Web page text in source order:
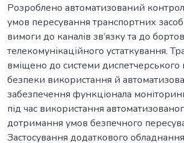
Розроблено автоматизований
умов пересування транспортних
вимоги до каналів зв’язку та до
телекомунікаційного устаткування.
вміщено до системи
безпеки використання й
забезпечення функціонала
під час використання
дотримання умов безпечного
Застосування додаткового